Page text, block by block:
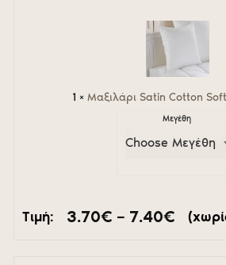
1 × Μαξιλάρι Satin Cotton
Μεγέθη
Τιμή: 3.70€ – 7.40€ Price
range: